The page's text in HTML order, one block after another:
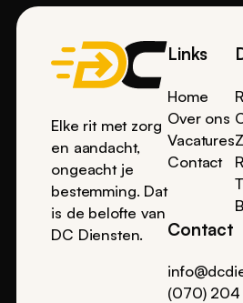
Footer
Elke rit met zorg
en aandacht,
ongeacht je
bestemming. Dat
is de belofte van
DC Diensten.
Links
Home
Over ons
Vacatures
Contact
Contact
(070)